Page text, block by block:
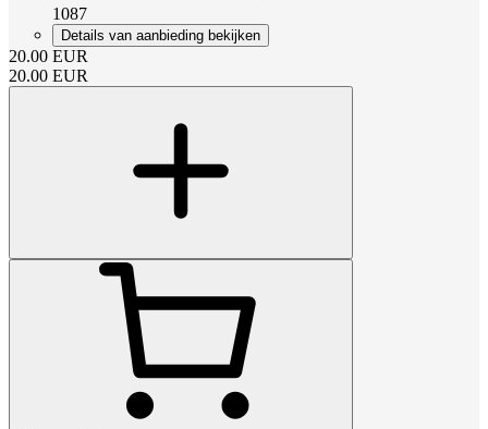
1087
Details van aanbieding bekijken
20.00 EUR
20.00 EUR